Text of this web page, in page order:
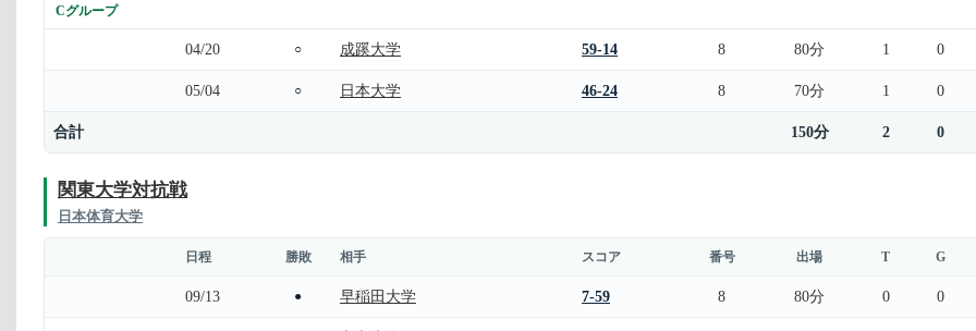
Cグループ
04/20 ○ 成蹊大学 59-14 8 80分 1 0
05/04 ○ 日本大学 46-24 8 70分 1 0
合計 150分 2 0
関東大学対抗戦
日本体育大学
日程 勝敗 相手 スコア 番号 出場 T G
09/13 ● 早稲田大学 7-59 8 80分 0 0